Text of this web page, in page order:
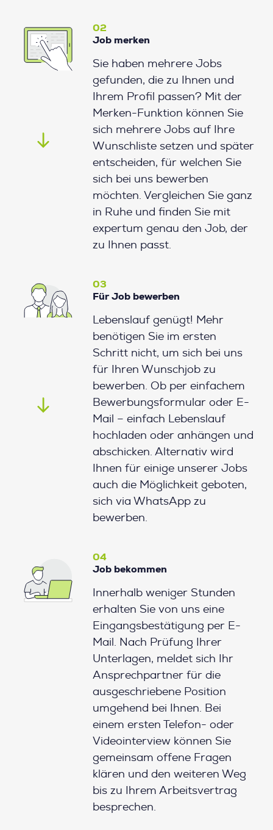
02
Job merken
Sie haben mehrere Jobs
gefunden, die zu Ihnen und
Ihrem Profil passen? Mit der
Merken-Funktion können Sie
sich mehrere Jobs auf Ihre
Wunschliste setzen und später
entscheiden, für welchen Sie
sich bei uns bewerben
möchten. Vergleichen Sie ganz
in Ruhe und finden Sie mit
expertum genau den Job, der
zu Ihnen passt.
03
Für Job bewerben
Lebenslauf genügt! Mehr
benötigen Sie im ersten
Schritt nicht, um sich bei uns
für Ihren Wunschjob zu
bewerben. Ob per einfachem
Bewerbungsformular oder E-
Mail – einfach Lebenslauf
hochladen oder anhängen und
abschicken. Alternativ wird
Ihnen für einige unserer Jobs
auch die Möglichkeit geboten,
sich via WhatsApp zu
bewerben.
04
Job bekommen
Innerhalb weniger Stunden
erhalten Sie von uns eine
Eingangsbestätigung per E-
Mail. Nach Prüfung Ihrer
Unterlagen, meldet sich Ihr
Ansprechpartner für die
ausgeschriebene Position
umgehend bei Ihnen. Bei
einem ersten Telefon- oder
Videointerview können Sie
gemeinsam offene Fragen
klären und den weiteren Weg
bis zu Ihrem Arbeitsvertrag
besprechen.